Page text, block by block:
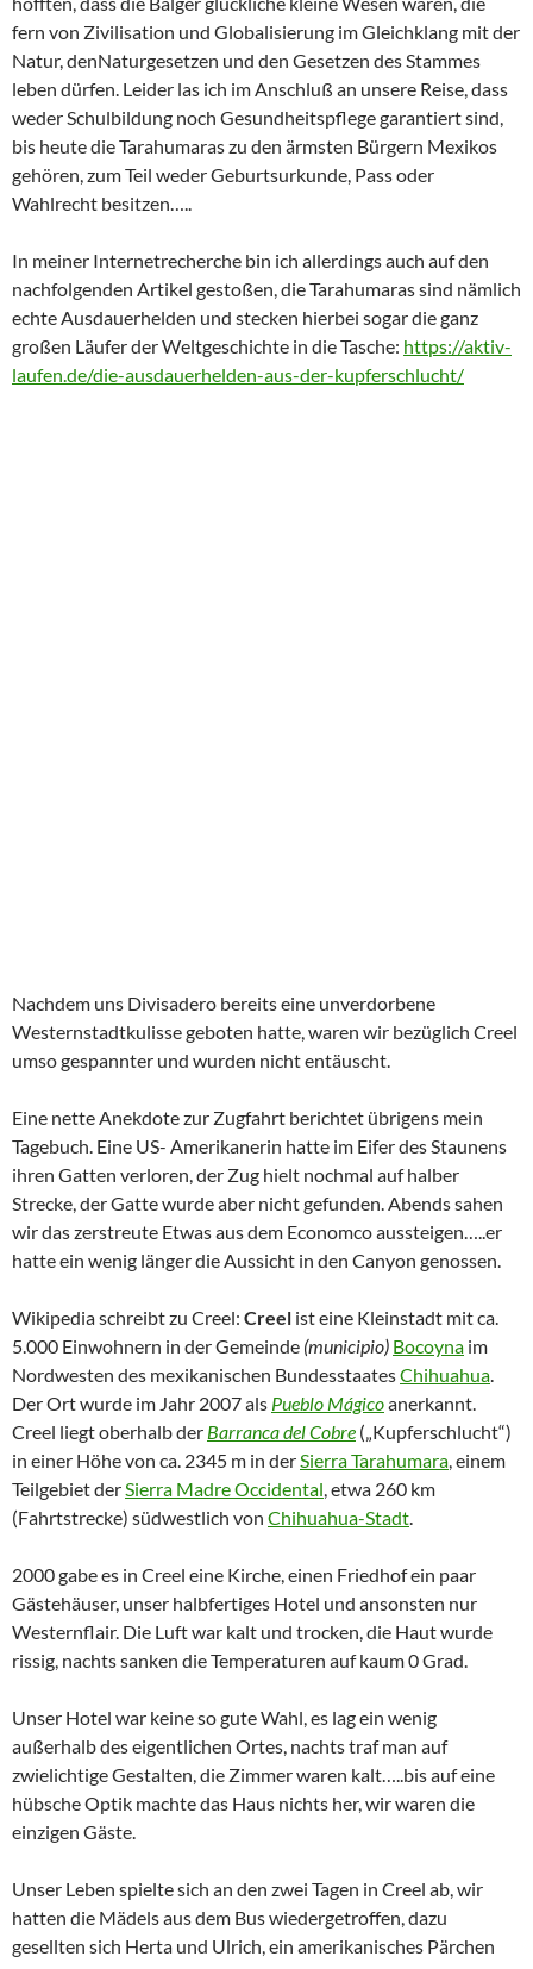
fern von Zivilisation und Globalisierung im Gleichklang mit der
Natur, denNaturgesetzen und den Gesetzen des Stammes
leben dürfen. Leider las ich im Anschluß an unsere Reise, dass
weder Schulbildung noch Gesundheitspflege garantiert sind,
bis heute die Tarahumaras zu den ärmsten Bürgern Mexikos
gehören, zum Teil weder Geburtsurkunde, Pass oder
Wahlrecht besitzen…..
In meiner Internetrecherche bin ich allerdings auch auf den
nachfolgenden Artikel gestoßen, die Tarahumaras sind nämlich
echte Ausdauerhelden und stecken hierbei sogar die ganz
großen Läufer der Weltgeschichte in die Tasche: https://aktiv-
laufen.de/die-ausdauerhelden-aus-der-kupferschlucht/
Nachdem uns Divisadero bereits eine unverdorbene
Westernstadtkulisse geboten hatte, waren wir bezüglich Creel
umso gespannter und wurden nicht entäuscht.
Eine nette Anekdote zur Zugfahrt berichtet übrigens mein
Tagebuch. Eine US- Amerikanerin hatte im Eifer des Staunens
ihren Gatten verloren, der Zug hielt nochmal auf halber
Strecke, der Gatte wurde aber nicht gefunden. Abends sahen
wir das zerstreute Etwas aus dem Economco aussteigen…..er
hatte ein wenig länger die Aussicht in den Canyon genossen.
Wikipedia schreibt zu Creel: Creel ist eine Kleinstadt mit ca.
5.000 Einwohnern in der Gemeinde (municipio) Bocoyna im
Nordwesten des mexikanischen BundesstaatesChihuahua.
Der Ort wurde im Jahr 2007 als Pueblo Mágicoanerkannt.
Creel liegt oberhalb der Barranca del Cobre („Kupferschlucht“)
in einer Höhe von ca. 2345 m in derSierra Tarahumara, einem
Teilgebiet derSierra Madre Occidental, etwa 260 km
(Fahrtstrecke) südwestlich von Chihuahua-Stadt.
2000 gabe es in Creel eine Kirche, einen Friedhof ein paar
Gästehäuser, unser halbfertiges Hotel und ansonsten nur
Westernflair. Die Luft war kalt und trocken, die Haut wurde
rissig, nachts sanken die Temperaturen auf kaum 0 Grad.
Unser Hotel war keine so gute Wahl, es lag ein wenig
außerhalb des eigentlichen Ortes, nachts traf man auf
zwielichtige Gestalten, die Zimmer waren kalt…..bis auf eine
hübsche Optik machte das Haus nichts her, wir waren die
einzigen Gäste.
Unser Leben spielte sich an den zwei Tagen in Creel ab, wir
hatten die Mädels aus dem Bus wiedergetroffen, dazu
gesellten sich Herta und Ulrich, ein amerikanisches Pärchen